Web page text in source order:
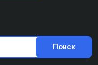
Поиск